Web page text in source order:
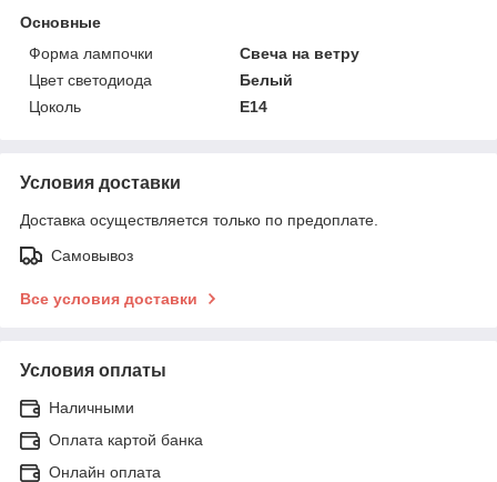
Основные
Форма лампочки
Свеча на ветру
Цвет светодиода
Белый
Цоколь
E14
Условия доставки
Доставка осуществляется только по предоплате.
Самовывоз
Все условия доставки
Условия оплаты
Наличными
Оплата картой банка
Онлайн оплата